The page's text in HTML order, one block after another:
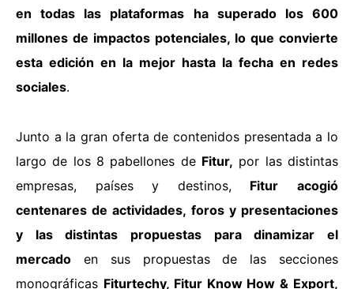
en todas las plataformas ha superado los 600
millones de impactos potenciales, lo que convierte
esta edición en la mejor hasta la fecha en redes
sociales.
Junto a la gran oferta de contenidos presentada a lo
largo de los 8 pabellones de Fitur, por las distintas
empresas, países y destinos, Fitur
acogió
centenares de actividades, foros y presentaciones
y las distintas propuestas para dinamizar el
mercado en sus propuestas de las secciones
monográficas Fiturtechy, Fitur Know How & Export,